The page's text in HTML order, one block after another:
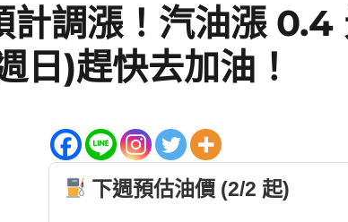
計調漲！汽油漲 0.4
日)趕快去加油！
下週預估油價 (2/2 起)